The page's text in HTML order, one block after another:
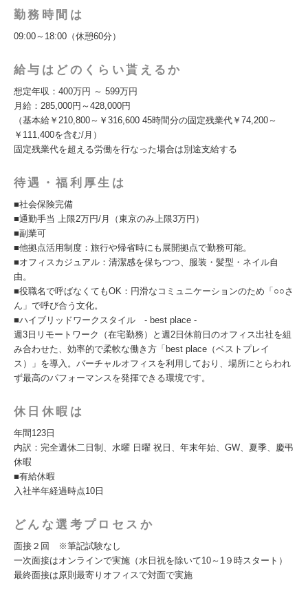
勤務時間は
09:00～18:00（休憩60分）
給与はどのくらい貰えるか
想定年収：400万円 ～ 599万円
月給：285,000円～428,000円
（基本給￥210,800～￥316,600 45時間分の固定残業代￥74,200～
￥111,400を含む/月）
固定残業代を超える労働を行なった場合は別途支給する
待遇・福利厚生は
■社会保険完備
■通勤手当 上限2万円/月（東京のみ上限3万円）
■副業可
■他拠点活用制度：旅行や帰省時にも展開拠点で勤務可能。
■オフィスカジュアル：清潔感を保ちつつ、服装・髪型・ネイル自
由。
■役職名で呼ばなくてもOK：円滑なコミュニケーションのため「○○さ
ん」で呼び合う文化。
■ハイブリッドワークスタイル - best place -
週3日リモートワーク（在宅勤務）と週2日休前日のオフィス出社を組
み合わせた、効率的で柔軟な働き方「best place（ベストプレイ
ス）」を導入。バーチャルオフィスを利用しており、場所にとらわれ
ず最高のパフォーマンスを発揮できる環境です。
休日休暇は
年間123日
内訳：完全週休二日制、水曜 日曜 祝日、年末年始、GW、夏季、慶弔
休暇
■有給休暇
入社半年経過時点10日
どんな選考プロセスか
面接２回 ※筆記試験なし
一次面接はオンラインで実施（水日祝を除いて10～1９時スタート）
最終面接は原則最寄りオフィスで対面で実施